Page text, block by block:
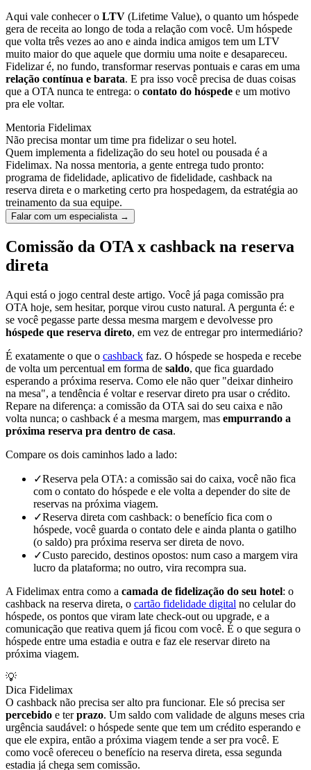
Aqui vale conhecer o LTV (Lifetime Value), o quanto um hóspede
gera de receita ao longo de toda a relação com você. Um hóspede
que volta três vezes ao ano e ainda indica amigos tem um LTV
muito maior do que aquele que dormiu uma noite e desapareceu.
Fidelizar é, no fundo, transformar reservas pontuais e caras em uma
relação contínua e barata. E pra isso você precisa de duas coisas
que a OTA nunca te entrega: o contato do hóspede e um motivo
pra ele voltar.
Mentoria Fidelimax
Não precisa montar um time pra fidelizar o seu hotel.
Quem implementa a fidelização do seu hotel ou pousada é a
Fidelimax. Na nossa mentoria, a gente entrega tudo pronto:
programa de fidelidade, aplicativo de fidelidade, cashback na
reserva direta e o marketing certo pra hospedagem, da estratégia ao
treinamento da sua equipe.
Falar com um especialista →
Comissão da OTA x cashback na reserva
direta
Aqui está o jogo central deste artigo. Você já paga comissão pra
OTA hoje, sem hesitar, porque virou custo natural. A pergunta é: e
se você pegasse parte dessa mesma margem e devolvesse pro
hóspede que reserva direto, em vez de entregar pro intermediário?
É exatamente o que o cashback faz. O hóspede se hospeda e recebe
de volta um percentual em forma de saldo, que fica guardado
esperando a próxima reserva. Como ele não quer "deixar dinheiro
na mesa", a tendência é voltar e reservar direto pra usar o crédito.
Repare na diferença: a comissão da OTA sai do seu caixa e não
volta nunca; o cashback é a mesma margem, mas empurrando a
próxima reserva pra dentro de casa.
Compare os dois caminhos lado a lado:
✓Reserva pela OTA: a comissão sai do caixa, você não fica
com o contato do hóspede e ele volta a depender do site de
reservas na próxima viagem.
✓Reserva direta com cashback: o benefício fica com o
hóspede, você guarda o contato dele e ainda planta o gatilho
(o saldo) pra próxima reserva ser direta de novo.
✓Custo parecido, destinos opostos: num caso a margem vira
lucro da plataforma; no outro, vira recompra sua.
A Fidelimax entra como a camada de fidelização do seu hotel: o
cashback na reserva direta, o cartão fidelidade digital no celular do
hóspede, os pontos que viram late check-out ou upgrade, e a
comunicação que reativa quem já ficou com você. É o que segura o
hóspede entre uma estadia e outra e faz ele reservar direto na
próxima viagem.
💡
Dica Fidelimax
O cashback não precisa ser alto pra funcionar. Ele só precisa ser
percebido e terprazo. Um saldo com validade de alguns meses cria
urgência saudável: o hóspede sente que tem um crédito esperando e
que ele expira, então a próxima viagem tende a ser pra você. E
como você ofereceu o benefício na reserva direta, essa segunda
estadia já chega sem comissão.